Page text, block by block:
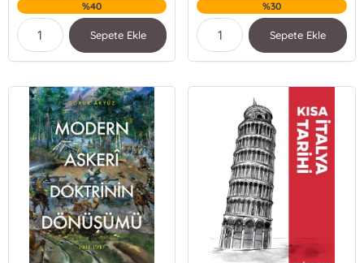
%40
Sepete Ekle
%30
Sepete Ekle